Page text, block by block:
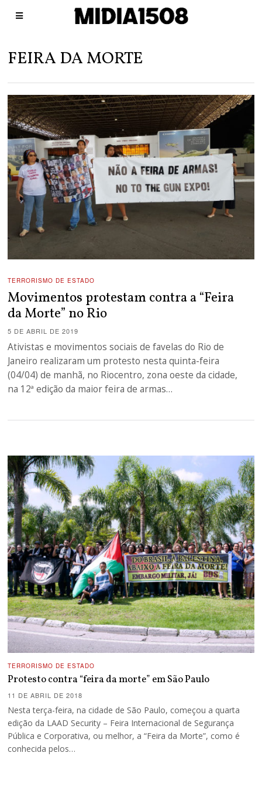
FEIRA DA MORTE
TERRORISMO DE ESTADO
Movimentos protestam contra a “Feira
da Morte” no Rio
5 DE ABRIL DE 2019
Ativistas e movimentos sociais de favelas do Rio de
Janeiro realizaram um protesto nesta quinta-feira
(04/04) de manhã, no Riocentro, zona oeste da cidade,
na 12ª edição da maior feira de armas…
TERRORISMO DE ESTADO
Protesto contra “feira da morte” em São Paulo
11 DE ABRIL DE 2018
Nesta terça-feira, na cidade de São Paulo, começou a quarta
edição da LAAD Security – Feira Internacional de Segurança
Pública e Corporativa, ou melhor, a “Feira da Morte”, como é
conhecida pelos…